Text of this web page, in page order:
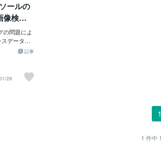
ールの
像検索
タが低
す。
の問題によ
データが
の問題は1
てくださ
も継続
像のデー
記事
28
1
1 件中